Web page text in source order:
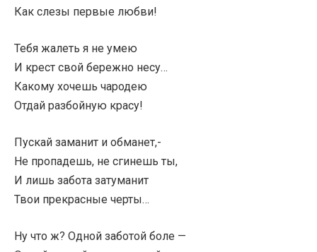
Как слезы первые любви!
Тебя жалеть я не умею
И крест свой бережно несу…
Какому хочешь чародею
Отдай разбойную красу!
Пускай заманит и обманет,-
Не пропадешь, не сгинешь ты,
И лишь забота затуманит
Твои прекрасные черты…
Ну что ж? Одной заботой боле —